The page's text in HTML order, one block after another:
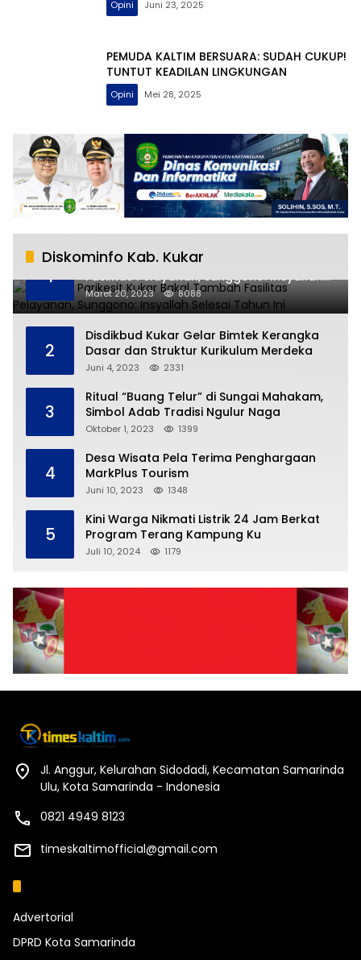
Opini Juni 23, 2025
PEMUDA KALTIM BERSUARA: SUDAH CUKUP!
TUNTUT KEADILAN LINGKUNGAN
Opini Mei 28, 2025
Diskominfo Kab. Kukar
1
RSUD AM Parikesit Kukar Bakal Tambah
Fasilitas Pelayanan, Sunggono: Insyallah
Selesai Tahun Ini
Maret 20, 2023 8088
2
Disdikbud Kukar Gelar Bimtek Kerangka
Dasar dan Struktur Kurikulum Merdeka
Juni 4, 2023 2331
3
Ritual “Buang Telur” di Sungai Mahakam,
Simbol Adab Tradisi Ngulur Naga
Oktober 1, 2023 1399
4
Desa Wisata Pela Terima Penghargaan
MarkPlus Tourism
Juni 10, 2023 1348
5
Kini Warga Nikmati Listrik 24 Jam Berkat
Program Terang Kampung Ku
Juli 10, 2024 1179
Jl. Anggur, Kelurahan Sidodadi, Kecamatan Samarinda
Ulu, Kota Samarinda - Indonesia
0821 4949 8123
timeskaltimofficial@gmail.com
Advertorial
DPRD Kota Samarinda